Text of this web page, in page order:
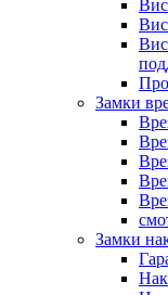
Замки
Замки